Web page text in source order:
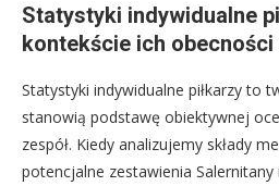
Statystyki indywidualne
kontekście ich obecności
Statystyki indywidualne piłkarzy to
stanowią podstawę obiektywnej
zespół. Kiedy analizujemy składy
potencjalne zestawienia